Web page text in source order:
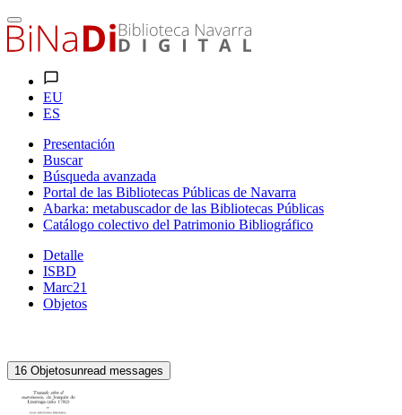
EU
ES
Presentación
Buscar
Búsqueda avanzada
Portal de las Bibliotecas Públicas de Navarra
Abarka: metabuscador de las Bibliotecas Públicas
Catálogo colectivo del Patrimonio Bibliográfico
Detalle
ISBD
Marc21
Objetos
16 Objetosunread messages